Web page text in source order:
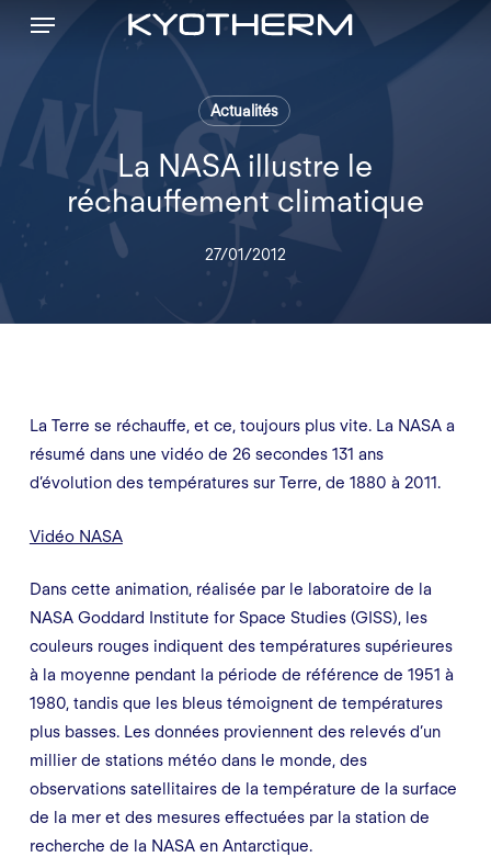
Skip
content
Menu
Actualités
La NASA illustre le
réchauffement climatique
27/01/2012
La Terre se réchauffe, et ce, toujours plus vite. La NASA a
résumé dans une vidéo de 26 secondes 131 ans
d’évolution des températures sur Terre, de 1880 à 2011.
Vidéo NASA
Dans cette animation, réalisée par le laboratoire de la
NASA Goddard Institute for Space Studies (GISS), les
couleurs rouges indiquent des températures supérieures
à la moyenne pendant la période de référence de 1951 à
1980, tandis que les bleus témoignent de températures
plus basses. Les données proviennent des relevés d’un
millier de stations météo dans le monde, des
observations satellitaires de la température de la surface
de la mer et des mesures effectuées par la station de
recherche de la NASA en Antarctique.